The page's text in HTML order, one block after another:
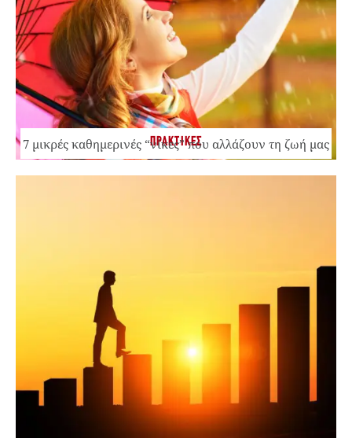
ΠΡΑΚΤΙΚΕΣ
7 μικρές καθημερινές “νίκες” που αλλάζουν τη ζωή μας